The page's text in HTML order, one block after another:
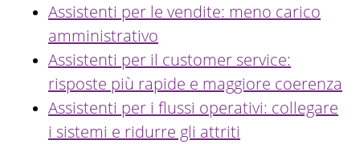
Assistenti per le vendite: meno carico
amministrativo
Assistenti per il customer service:
risposte più rapide e maggiore coerenza
Assistenti per i flussi operativi: collegare
i sistemi e ridurre gli attriti